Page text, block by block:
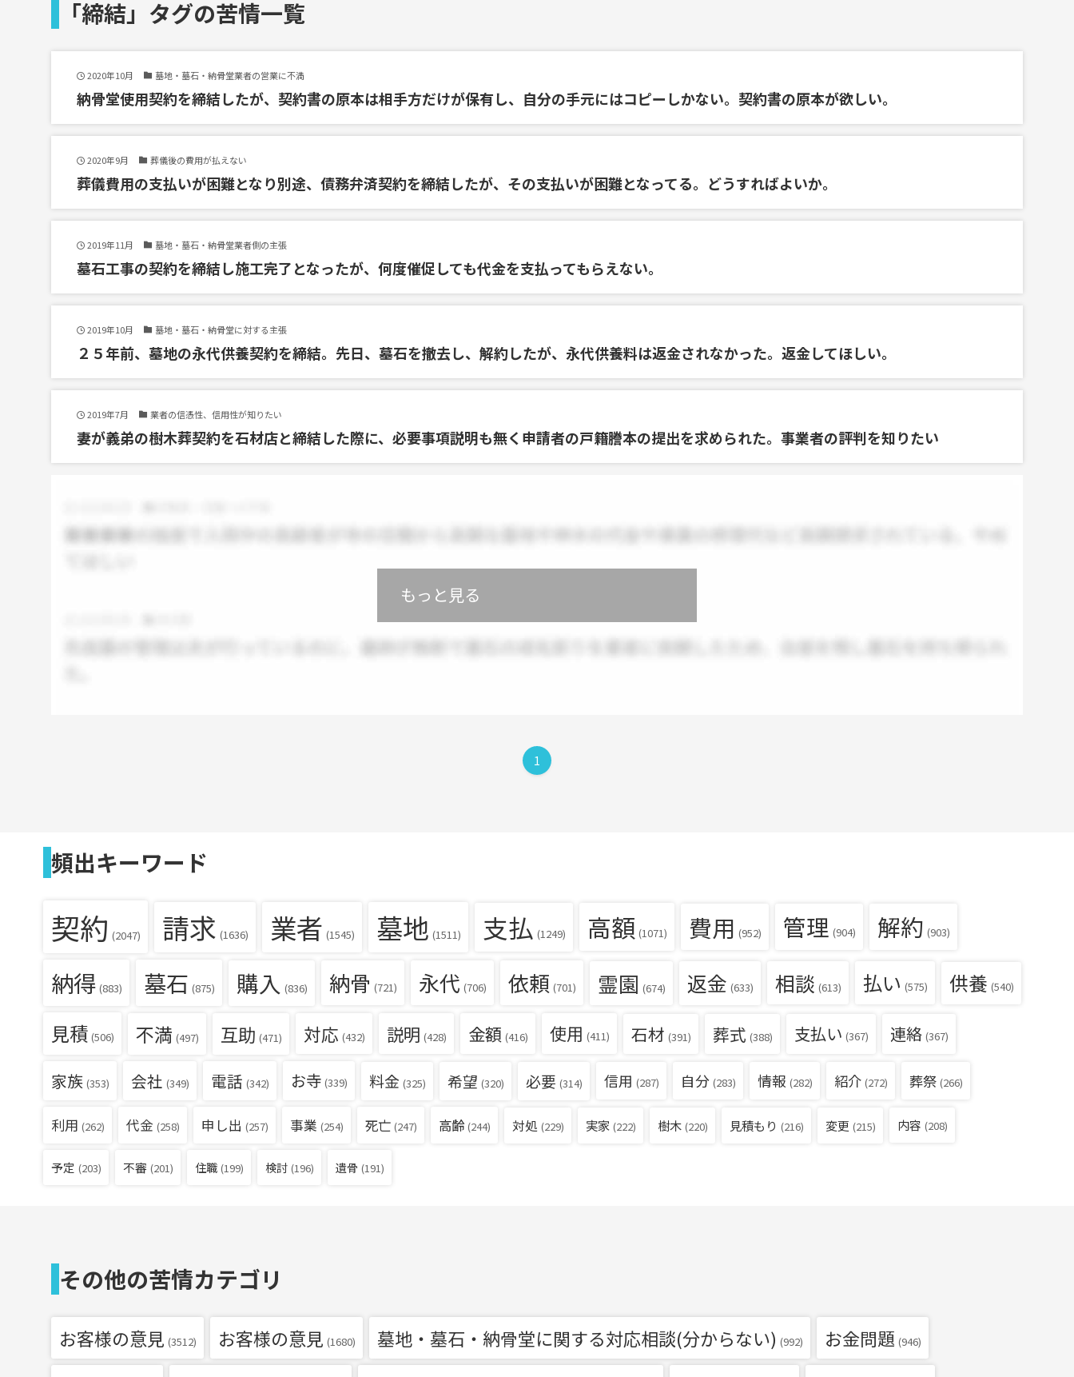
「締結」タグの苦情一覧
2020年10月 墓地・墓石・納骨堂業者の営業に不満
納骨堂使用契約を締結したが、契約書の原本は相手方だけが保有し、自分の手元にはコピーしかない。契約書の原本が欲しい。
2020年9月 葬儀後の費用が払えない
葬儀費用の支払いが困難となり別途、債務弁済契約を締結したが、その支払いが困難となってる。どうすればよいか。
2019年11月 墓地・墓石・納骨堂業者側の主張
墓石工事の契約を締結し施工完了となったが、何度催促しても代金を支払ってもらえない。
2019年10月 墓地・墓石・納骨堂に対する主張
２５年前、墓地の永代供養契約を締結。先日、墓石を撤去し、解約したが、永代供養料は返金されなかった。返金してほしい。
2019年7月 業者の信憑性、信用性が知りたい
妻が義弟の樹木葬契約を石材店と締結した際に、必要事項説明も無く申請者の戸籍謄本の提出を求められた。事業者の評判を知りたい
もっと見る
1
頻出キーワード
契約 (2047) 請求 (1636) 業者 (1545) 墓地 (1511) 支払 (1249) 高額 (1071) 費用 (952) 管理 (904) 解約 (903)
納得 (883) 墓石 (875) 購入 (836) 納骨 (721) 永代 (706) 依頼 (701) 霊園 (674) 返金 (633) 相談 (613) 払い (575) 供養 (540)
見積 (506) 不満 (497) 互助 (471) 対応 (432) 説明 (428) 金額 (416) 使用 (411) 石材 (391) 葬式 (388) 支払い (367) 連絡 (367)
家族 (353) 会社 (349) 電話 (342) お寺 (339) 料金 (325) 希望 (320) 必要 (314) 信用 (287) 自分 (283) 情報 (282) 紹介 (272) 葬祭 (266)
利用 (262) 代金 (258) 申し出 (257) 事業 (254) 死亡 (247) 高齢 (244) 対処 (229) 実家 (222) 樹木 (220) 見積もり (216) 変更 (215) 内容 (208)
予定 (203) 不審 (201) 住職 (199) 検討 (196) 遺骨 (191)
その他の苦情カテゴリ
お客様の意見 (3512) お客様の意見 (1680) 墓地・墓石・納骨堂に関する対応相談(分からない) (992) お金問題 (946)